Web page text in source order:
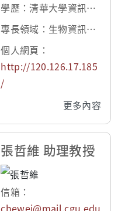
學歷：清華大學資訊工
程博士
專長領域：生物資訊、
生醫大數據視覺化呈現
與分析、基因體學
個人網頁：
http://120.126.17.185
/
更多內容
張哲維 助理教授
信箱：
chewei@mail.cgu.edu